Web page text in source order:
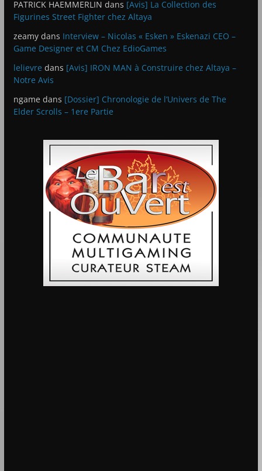
PATRICK HAEMMERLIN dans [Avis] La Collection des
Figurines Street Fighter chez Altaya
zeamydans Interview – Nicolas « Esken » Eskenazi CEO –
Game Designer et CM Chez EdioGames
lelievre dans [Avis] IRON MAN à Construire chez Altaya –
Notre Avis
ngame dans [Dossier] Chronologie de l’Univers de The
Elder Scrolls – 1ere Partie